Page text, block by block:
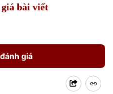
bài viết
giá